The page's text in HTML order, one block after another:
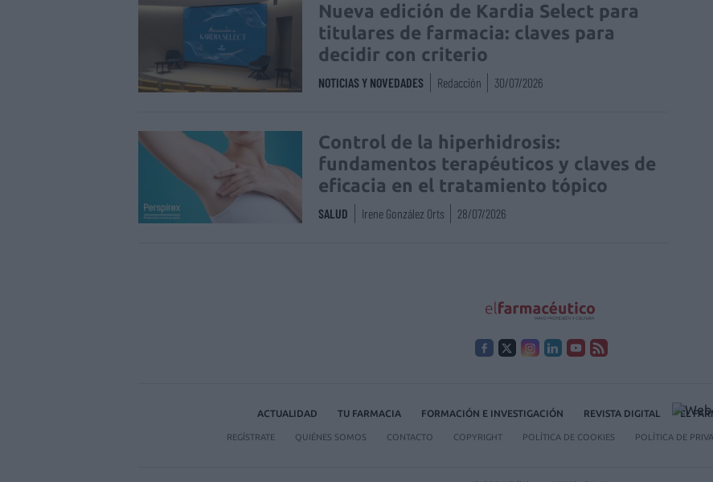
Nueva edición de Kardia Select para
titulares de farmacia: claves para
decidir con criterio
NOTICIAS Y NOVEDADES Redacción 30/07/2026
Control de la hiperhidrosis:
fundamentos terapéuticos y claves de
eficacia en el tratamiento tópico
SALUD Irene González Orts 28/07/2026
ACTUALIDAD TU FARMACIA FORMACIÓN E INVESTIGACIÓN REVISTA DIGITAL EL
REGÍSTRATE QUIÉNES SOMOS CONTACTO COPYRIGHT POLÍTICA DE COOKIES POLÍTICA DE